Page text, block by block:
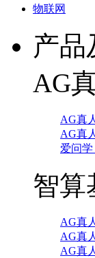
物联网
产品
AG
AG真
AG真
爱问学
智算
AG真
AG真
AG真